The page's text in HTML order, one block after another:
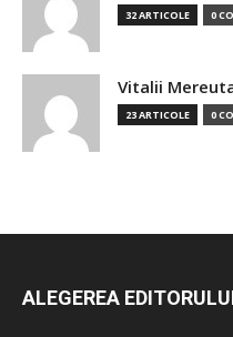
32 ARTICOLE 0
Vitalii
23 ARTICOLE 0
ALEGEREA